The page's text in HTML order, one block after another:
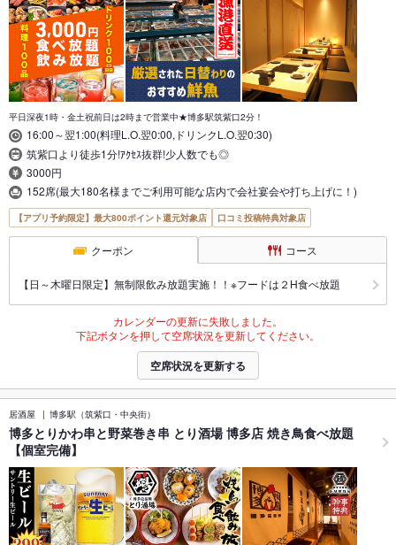
平日深夜1時・金土祝前日は2時まで営業中★博多駅筑紫口2分！
16:00～翌1:00(料理L.O.翌0:00,ドリンクL.O.翌0:30)
筑紫口より徒歩1分!ｱｸｾｽ抜群!少人数でも◎
3000円
152席(最大180名様までご利用可能な店内で会社宴会や打ち上げに！)
【アプリ予約限定】最大800ポイント還元対象店 口コミ投稿特典対象店
クーポン コース
【日～木曜日限定】無制限飲み放題実施！！※フードは２H食べ放題
カレンダーの更新に失敗しました。
下記ボタンを押して空席状況を更新してください。
空席状況を更新する
居酒屋 博多駅（筑紫口・中央街）
博多とりかわ串と野菜巻き串 とり酒場 博多店 焼き鳥食べ放題
【個室完備】